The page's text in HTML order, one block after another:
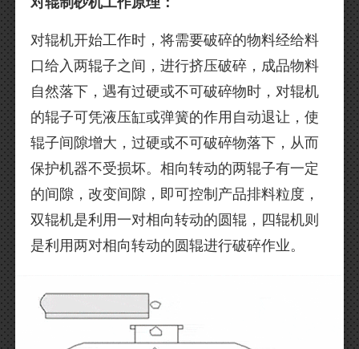
对辊机开始工作时，将需要破碎的物料经给料
口给入两辊子之间，进行挤压破碎，成品物料
自然落下，遇有过硬或不可破碎物时，对辊机
的辊子可凭液压缸或弹簧的作用自动退让，使
辊子间隙增大，过硬或不可破碎物落下，从而
保护机器不受损坏。相向转动的两辊子有一定
的间隙，改变间隙，即可控制产品排料粒度，
双辊机是利用一对相向转动的圆辊，四辊机则
是利用两对相向转动的圆辊进行破碎作业。